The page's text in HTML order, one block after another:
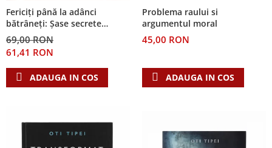
Fericiți până la adânci
bătrâneți: Șase secrete
pentru o căsnicie reușită
69,00 RON
61,41 RON
ADAUGA IN COS
Problema raului si
argumentul moral
45,00 RON
ADAUGA IN COS